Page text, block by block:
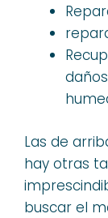
Las de
hay otras
buscar el